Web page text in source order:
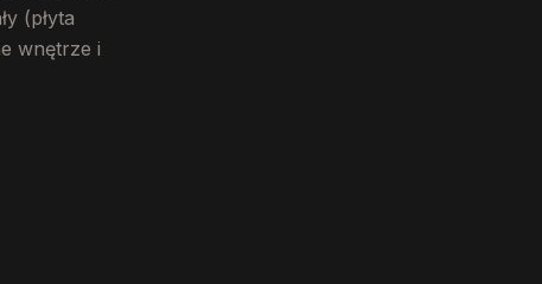
(płyta
wnętrze i